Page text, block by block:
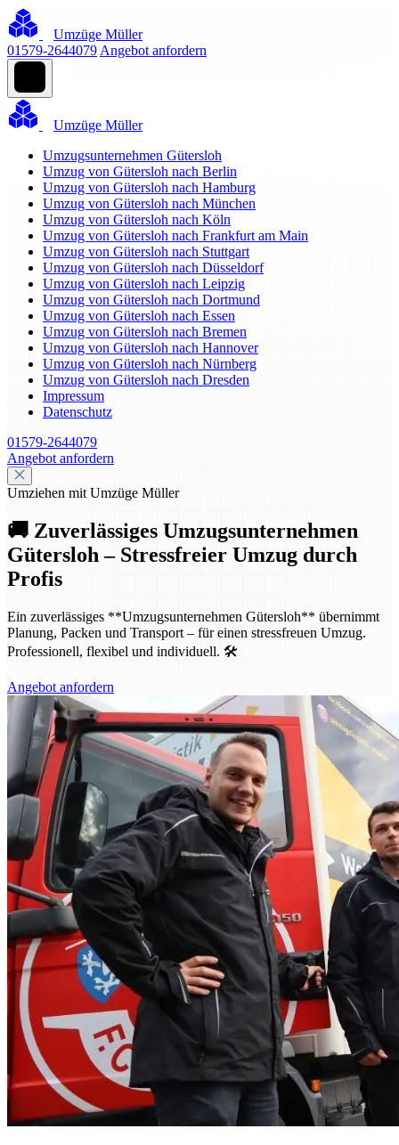
Umzüge Müller
01579-2644079 Angebot anfordern
Umzüge Müller
Umzugsunternehmen Gütersloh
Umzug von Gütersloh nach Berlin
Umzug von Gütersloh nach Hamburg
Umzug von Gütersloh nach München
Umzug von Gütersloh nach Köln
Umzug von Gütersloh nach Frankfurt am Main
Umzug von Gütersloh nach Stuttgart
Umzug von Gütersloh nach Düsseldorf
Umzug von Gütersloh nach Leipzig
Umzug von Gütersloh nach Dortmund
Umzug von Gütersloh nach Essen
Umzug von Gütersloh nach Bremen
Umzug von Gütersloh nach Hannover
Umzug von Gütersloh nach Nürnberg
Umzug von Gütersloh nach Dresden
Impressum
Datenschutz
01579-2644079
Angebot anfordern
Umziehen mit Umzüge Müller
🚚 Zuverlässiges Umzugsunternehmen
Gütersloh – Stressfreier Umzug durch
Profis
Ein zuverlässiges **Umzugsunternehmen Gütersloh** übernimmt
Planung, Packen und Transport – für einen stressfreuen Umzug.
Professionell, flexibel und individuell. 🛠️
Angebot anfordern